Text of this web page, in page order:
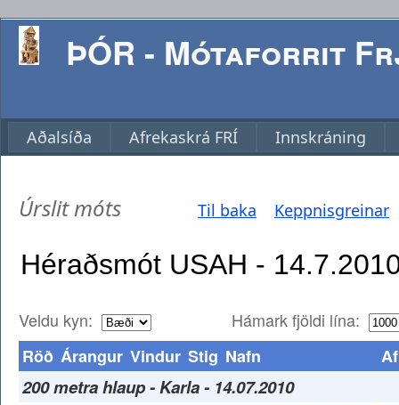
ÞÓR - Mótaforrit
Aðalsíða Afrekaskrá FRÍ Innskráning
Úrslit móts Til baka Keppnisgreinar
Veldu kyn:
Hámark fjöldi lína:
Röð Árangur Vindur Stig Nafn
200 metra hlaup - Karla - 14.07.2010